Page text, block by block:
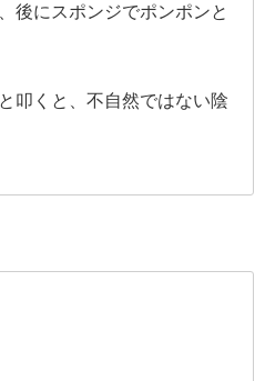
後にスポンジでポンポンと
叩くと、不自然ではない陰